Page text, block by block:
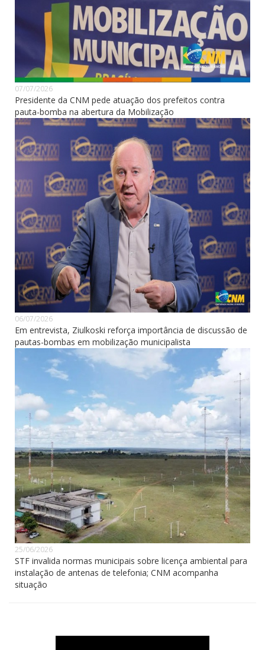
07/07/2026
Presidente da CNM pede atuação dos prefeitos contra
pauta-bomba na abertura da Mobilização
06/07/2026
Em entrevista, Ziulkoski reforça importância de discussão de
pautas-bombas em mobilização municipalista
25/06/2026
STF invalida normas municipais sobre licença ambiental para
instalação de antenas de telefonia; CNM acompanha
situação